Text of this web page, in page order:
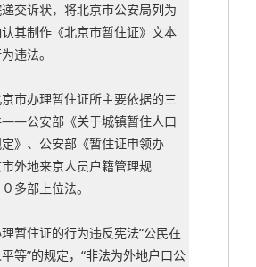
交诉状，将北京市公安局列为
其制作《北京市暂住证》文本
违法。
市办理暂住证所主要依据的三
——公安部《关于城镇暂住人口
》、公安部《暂住证申领办
外地来京人员户籍管理规
多部上位法。
暂住证的行为违反宪法“公民在
等”的规定，“非法为外地户口公